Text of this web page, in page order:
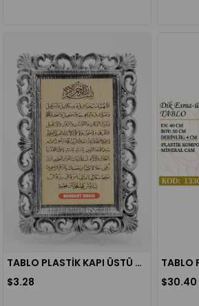
TABLO PLASTİK KAPI ÜSTÜ BEREKET DUASI 18X28 CM
$3.28
$30.40